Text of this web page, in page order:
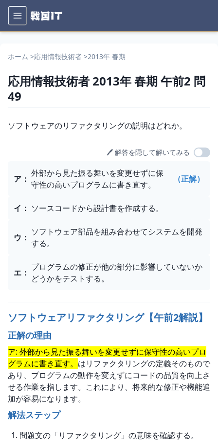
ホーム >応用情報技術者 >2013年 春期
応用情報技術者 2013年 春期午前2 問
49
問題文
ソフトウェアのリファクタリングの説明はどれか。
🖊️ 解答を隠して解いてみる
選択肢
ア ：
外部から見た振る舞いを変更せずに保
守性の高いプログラムに書き直す。
（正解）
イ ： ソースコードから設計書を作成する。
ウ ：
ソフトウェア部品を組み合わせてシステムを開発
する。
エ ：
プログラムの修正が他の部分に影響していないか
どうかをテストする。
ソフトウェアリファクタリング【午前2解説】
正解の理由
ア: 外部から見た振る舞いを変更せずに保守性の高いプロ
グラムに書き直す。 はリファクタリングの定義そのもので
あり、プログラムの動作を変えずにコードの品質を向上さ
せる作業を指します。これにより、将来的な修正や機能追
加が容易になります。
解法ステップ
問題文の「リファクタリング」の意味を確認する。